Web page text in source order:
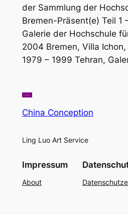
der Sammlung der
Bremen-Präsent(e) Teil 1
Galerie der Hochschule
2004 Bremen, Villa Ichon,
1979 – 1999 Tehran,
China Conception
Ling Luo Art Service
Impressum
About